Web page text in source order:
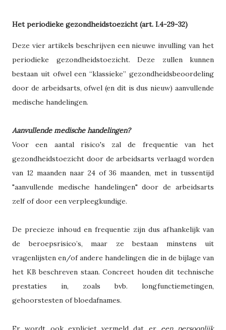
Het periodieke gezondheidstoezicht (art. I.4-29-32)
Deze vier artikels beschrijven een nieuwe invulling van het
periodieke gezondheidstoezicht. Deze zullen kunnen
bestaan uit ofwel een “klassieke” gezondheidsbeoordeling
door de arbeidsarts, ofwel (en dit is dus nieuw) aanvullende
medische handelingen.
Aanvullende medische handelingen?
Voor een aantal risico's zal de frequentie van het
gezondheidstoezicht door de arbeidsarts verlaagd worden
van 12 maanden naar 24 of 36 maanden, met in tussentijd
"aanvullende medische handelingen" door de arbeidsarts
zelf of door een verpleegkundige.
De precieze inhoud en frequentie zijn dus afhankelijk van
de beroepsrisico’s, maar ze bestaan minstens uit
vragenlijsten en/of andere handelingen die in de bijlage van
het KB beschreven staan. Concreet houden dit technische
prestaties in, zoals bvb. longfunctiemetingen,
gehoorstesten of bloedafnames.